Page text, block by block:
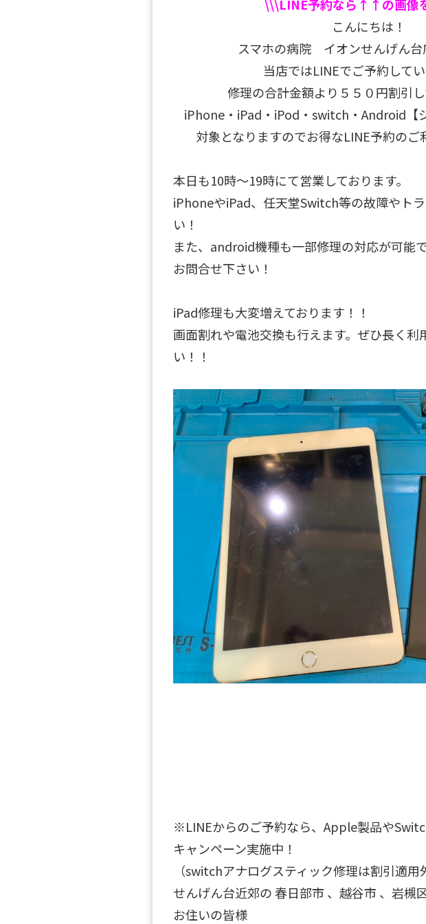
\\\LINE予約なら↑↑の画像
こんにちは！
スマホの病院 イオンせんげん台
当店ではLINEでご予約して
修理の合計金額より５５０円割引し
iPhone・iPad・iPod・switch・Android【
対象となりますのでお得なLINE予約のご
本日も10時～19時にて営業しております。
iPhoneやiPad、任天堂Switch等の故障やト
い！
また、android機種も一部修理の対応が可能
お問合せ下さい！
iPad修理も大変増えております！！
画面割れや電池交換も行えます。ぜひ長く利
い！！
※LINEからのご予約なら、Apple製品や
キャンペーン実施中！
（switchアナログスティック修理は割引適用
せんげん台近郊の 春日部市 、越谷市 、岩槻
お住いの皆様